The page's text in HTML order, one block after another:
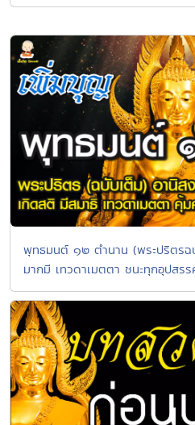
พุทธมนต์ ๑๒ ตำนาน (พระปริตร
มากมี เทวดาเมตตา ชนะทุกอุปสรร